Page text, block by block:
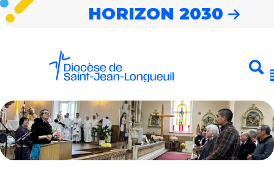
HORIZON 2030
Horizon 2030
Notre diocèse
Nouvelles